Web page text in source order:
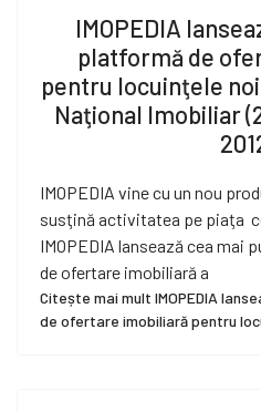
IMOPEDIA
platformă de
pentru locuinţele
Naţional Imobiliar
IMOPEDIA vine cu un nou
susţină activitatea pe piaţa
IMOPEDIA lansează cea mai
de ofertare imobiliară a
Citește mai mult IMOPEDIA
de ofertare imobiliară pentru